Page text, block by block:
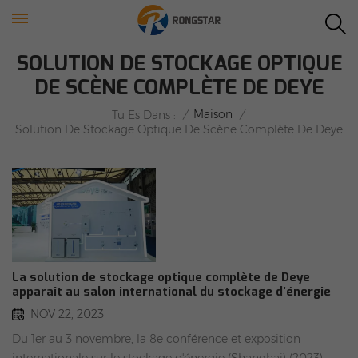
SOLUTION DE STOCKAGE OPTIQUE
DE SCÈNE COMPLÈTE DE DEYE
Tu Es Dans : / Maison
/
Solution De Stockage Optique De Scène Complète De Deye
La solution de stockage optique complète de Deye
apparaît au salon international du stockage d'énergie
de Shanghai 2023
NOV 22, 2023
Du 1er au 3 novembre, la 8e conférence et exposition